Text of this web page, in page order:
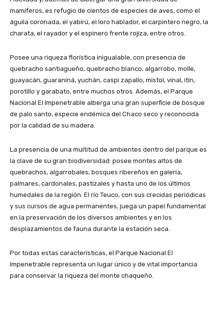
mamíferos, es refugio de cientos de especies de aves, como el
águila coronada, el yabirú, el loro hablador, el carpintero negro, la
charata, el rayador y el espinero frente rojiza, entre otros.
Posee una riqueza florística inigualable, con presencia de
quebracho santiagueño, quebracho blanco, algarrobo, molle,
guayacán, guaraniná, yuchán, caspi zapallo, mistol, vinal, itín,
porotillo y garabato, entre muchos otros. Además, el Parque
Nacional El Impenetrable alberga una gran superficie de bosque
de palo santo, especie endémica del Chaco seco y reconocida
por la calidad de su madera.
La presencia de una multitud de ambientes dentro del parque es
la clave de su gran biodiversidad: posee montes altos de
quebrachos, algarrobales, bosques ribereños en galería,
palmares, cardonales, pastizales y hasta uno de los últimos
humedales de la región. El río Teuco, con sus crecidas periódicas
y sus cursos de agua permanentes, juega un papel fundamental
en la preservación de los diversos ambientes y en los
desplazamientos de fauna durante la estación seca.
Por todas estas características, el Parque Nacional El
Impenetrable representa un lugar único y de vital importancia
para conservar la riqueza del monte chaqueño.